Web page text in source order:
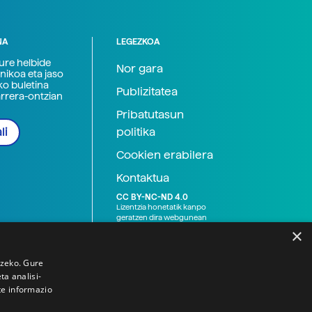
helbide
eta jaso
buletina
ontzian
LEGEZKOA
Nor gara
Publizitatea
Pribatutasun
politika
Cookien erabilera
Kontaktua
CC BY-NC-ND 4.0
Lizentzia honetatik kanpo
geratzen dira webgunean
×
Gure
analisi-
informazio